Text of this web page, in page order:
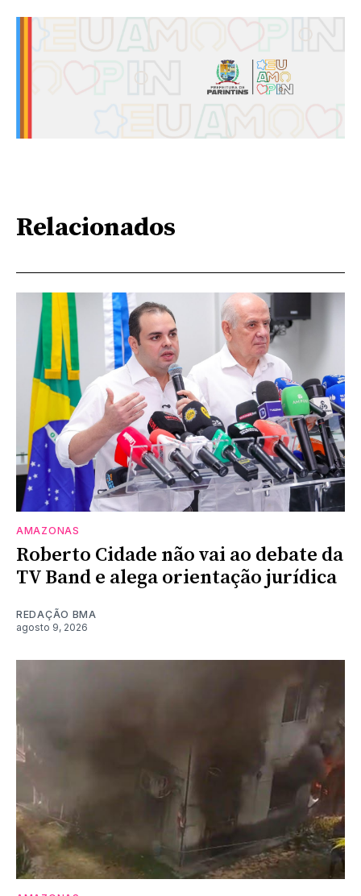
Relacionados
AMAZONAS
Roberto Cidade não vai ao debate da
TV Band e alega orientação jurídica
REDAÇÃO BMA
agosto 9, 2026